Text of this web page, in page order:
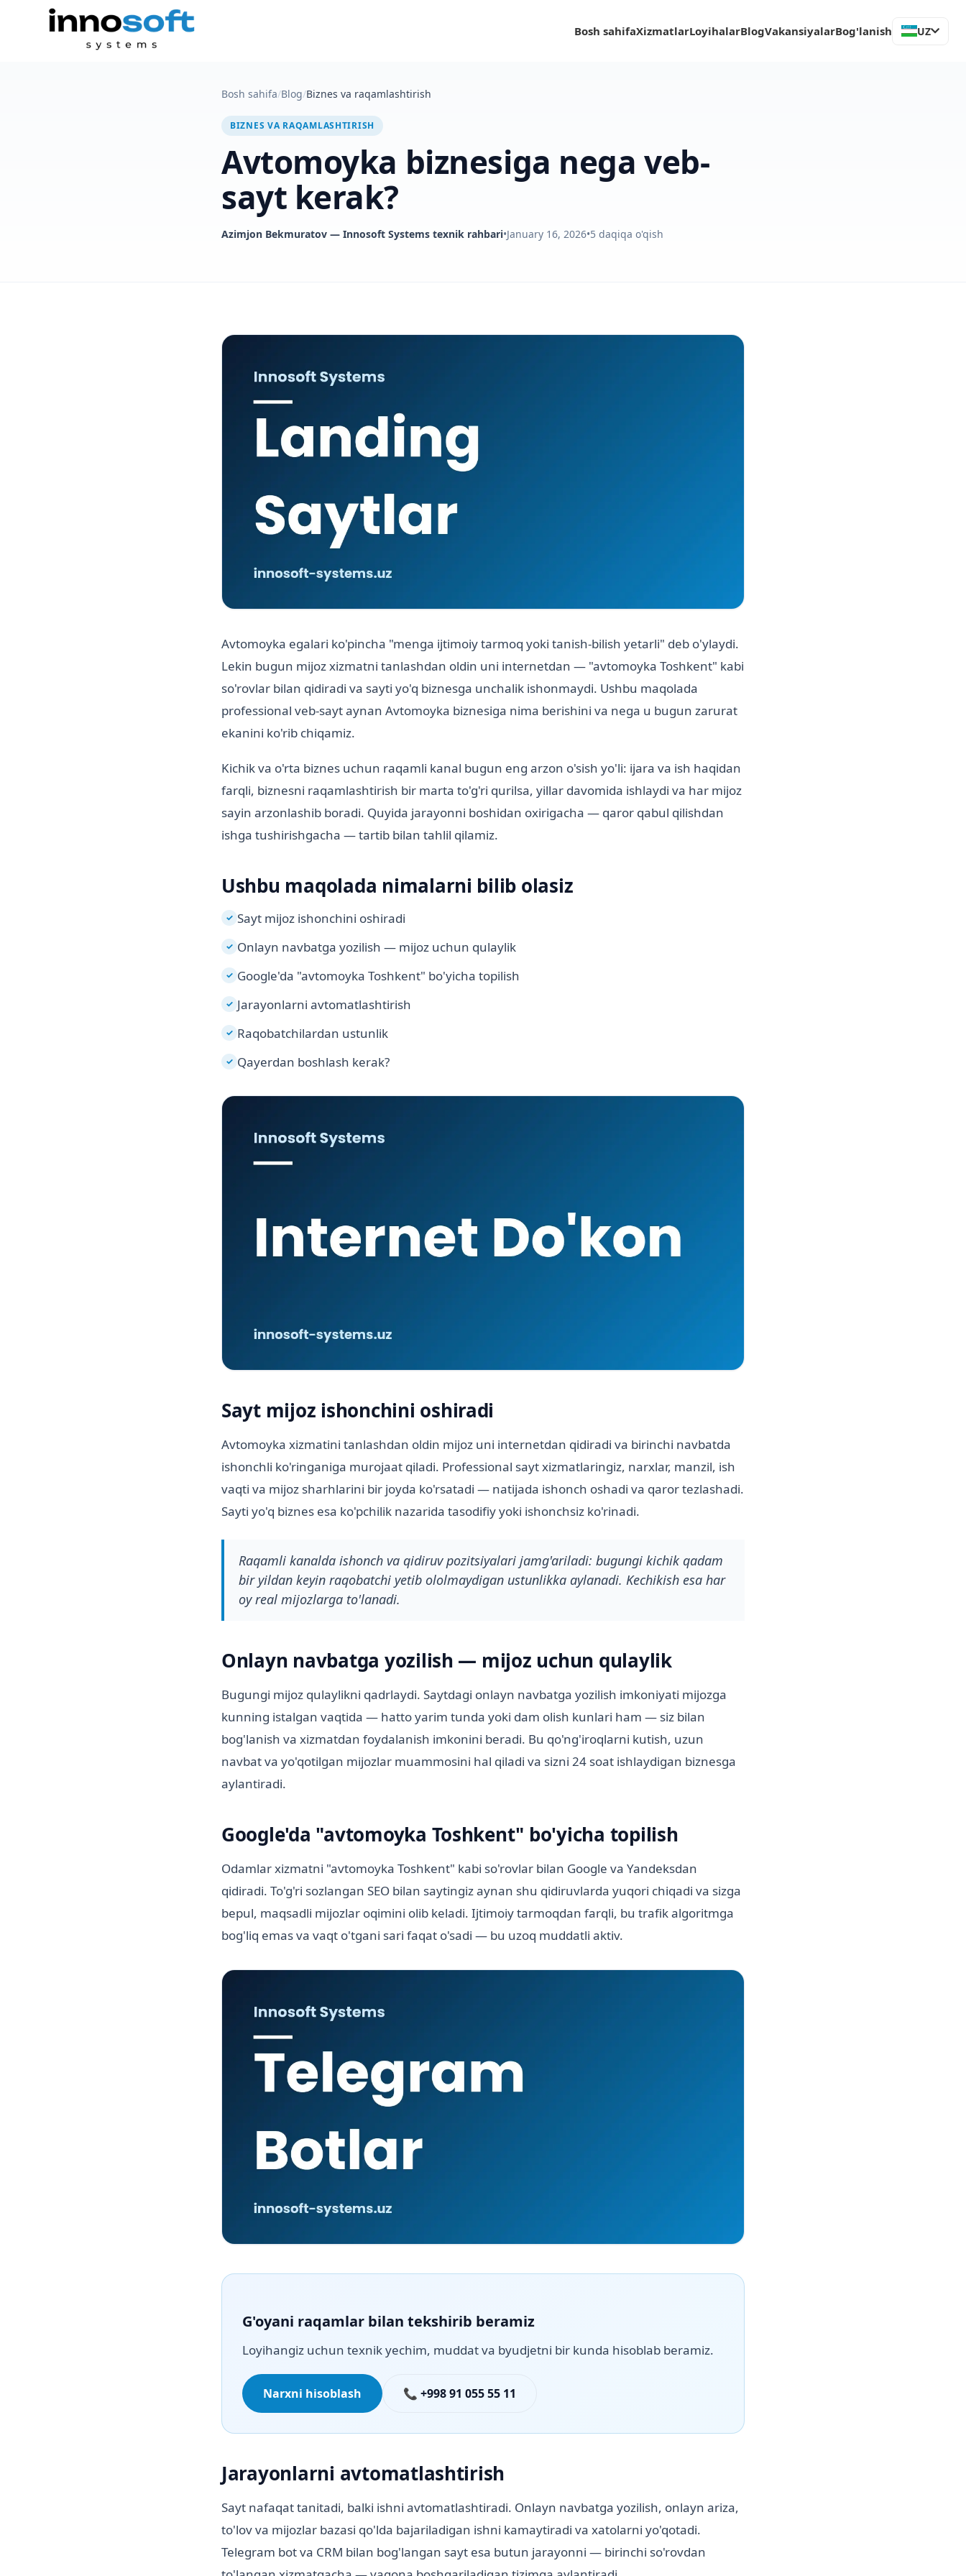
Bosh sahifaXizmatlarLoyihalarBlogVakansiyalarBog'lanish UZ
Bosh sahifa/Blog/Biznes va raqamlashtirish
BIZNES VA RAQAMLASHTIRISH
Avtomoyka biznesiga nega veb-
sayt kerak?
Azimjon Bekmuratov — Innosoft Systems texnik rahbari•January 16, 2026•5 daqiqa o'qish
Avtomoyka egalari ko'pincha "menga ijtimoiy tarmoq yoki tanish-bilish yetarli" deb o'ylaydi.
Lekin bugun mijoz xizmatni tanlashdan oldin uni internetdan — "avtomoyka Toshkent" kabi
so'rovlar bilan qidiradi va sayti yo'q biznesga unchalik ishonmaydi. Ushbu maqolada
professional veb-sayt aynan Avtomoyka biznesiga nima berishini va nega u bugun zarurat
ekanini ko'rib chiqamiz.
Kichik va o'rta biznes uchun raqamli kanal bugun eng arzon o'sish yo'li: ijara va ish haqidan
farqli, biznesni raqamlashtirish bir marta to'g'ri qurilsa, yillar davomida ishlaydi va har mijoz
sayin arzonlashib boradi. Quyida jarayonni boshidan oxirigacha — qaror qabul qilishdan
ishga tushirishgacha — tartib bilan tahlil qilamiz.
Ushbu maqolada nimalarni bilib olasiz
✓ Sayt mijoz ishonchini oshiradi
✓ Onlayn navbatga yozilish — mijoz uchun qulaylik
✓ Google'da "avtomoyka Toshkent" bo'yicha topilish
✓ Jarayonlarni avtomatlashtirish
✓ Raqobatchilardan ustunlik
✓ Qayerdan boshlash kerak?
Sayt mijoz ishonchini oshiradi
Avtomoyka xizmatini tanlashdan oldin mijoz uni internetdan qidiradi va birinchi navbatda
ishonchli ko'ringaniga murojaat qiladi. Professional sayt xizmatlaringiz, narxlar, manzil, ish
vaqti va mijoz sharhlarini bir joyda ko'rsatadi — natijada ishonch oshadi va qaror tezlashadi.
Sayti yo'q biznes esa ko'pchilik nazarida tasodifiy yoki ishonchsiz ko'rinadi.
Raqamli kanalda ishonch va qidiruv pozitsiyalari jamg'ariladi: bugungi kichik qadam
bir yildan keyin raqobatchi yetib ololmaydigan ustunlikka aylanadi. Kechikish esa har
oy real mijozlarga to'lanadi.
Onlayn navbatga yozilish — mijoz uchun qulaylik
Bugungi mijoz qulaylikni qadrlaydi. Saytdagi onlayn navbatga yozilish imkoniyati mijozga
kunning istalgan vaqtida — hatto yarim tunda yoki dam olish kunlari ham — siz bilan
bog'lanish va xizmatdan foydalanish imkonini beradi. Bu qo'ng'iroqlarni kutish, uzun
navbat va yo'qotilgan mijozlar muammosini hal qiladi va sizni 24 soat ishlaydigan biznesga
aylantiradi.
Google'da "avtomoyka Toshkent" bo'yicha topilish
Odamlar xizmatni "avtomoyka Toshkent" kabi so'rovlar bilan Google va Yandeksdan
qidiradi. To'g'ri sozlangan SEO bilan saytingiz aynan shu qidiruvlarda yuqori chiqadi va sizga
bepul, maqsadli mijozlar oqimini olib keladi. Ijtimoiy tarmoqdan farqli, bu trafik algoritmga
bog'liq emas va vaqt o'tgani sari faqat o'sadi — bu uzoq muddatli aktiv.
G'oyani raqamlar bilan tekshirib beramiz
Loyihangiz uchun texnik yechim, muddat va byudjetni bir kunda hisoblab beramiz.
Narxni hisoblash 📞 +998 91 055 55 11
Jarayonlarni avtomatlashtirish
Sayt nafaqat tanitadi, balki ishni avtomatlashtiradi. Onlayn navbatga yozilish, onlayn ariza,
to'lov va mijozlar bazasi qo'lda bajariladigan ishni kamaytiradi va xatolarni yo'qotadi.
Telegram bot va CRM bilan bog'langan sayt esa butun jarayonni — birinchi so'rovdan